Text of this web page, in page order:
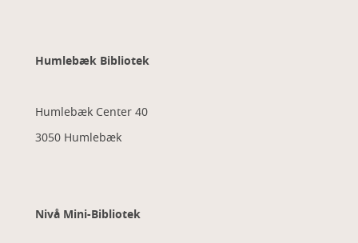
Humlebæk Bibliotek
Humlebæk Center 40
3050 Humlebæk
Nivå Mini-Bibliotek